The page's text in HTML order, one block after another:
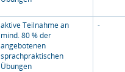
aktive Teilnahme an
mind. 80 % der
angebotenen
sprachpraktischen
Übungen
-